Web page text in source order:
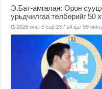
Э.Бат-амгалан: Орон
урьдчилгаа төлбөрийг 50
2026 оны 6 сар 23 / 14 цаг 59